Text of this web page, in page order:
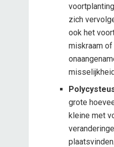
zich
ook het
miskraam
grote
kleine met